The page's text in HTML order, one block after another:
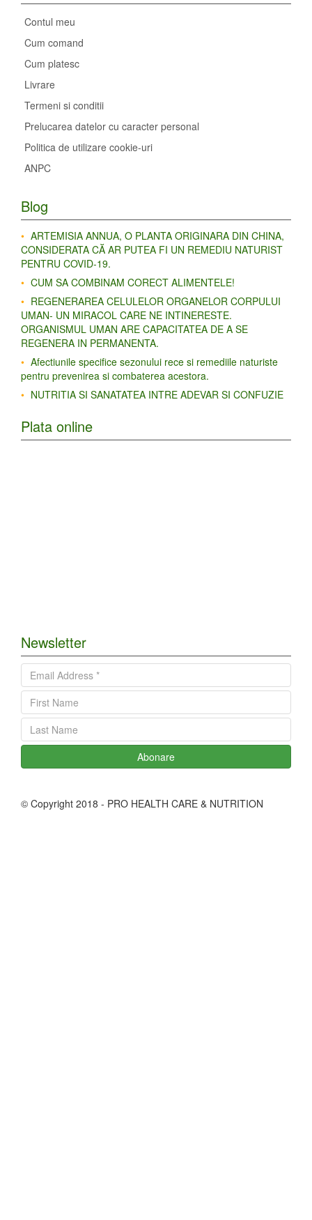
Contul meu
Cum comand
Cum platesc
Livrare
Termeni si conditii
Prelucarea datelor cu caracter personal
Politica de utilizare cookie-uri
ANPC
Blog
ARTEMISIA ANNUA, O PLANTA ORIGINARA DIN CHINA,
CONSIDERATA CĂ AR PUTEA FI UN REMEDIU NATURIST
PENTRU COVID-19.
CUM SA COMBINAM CORECT ALIMENTELE!
REGENERAREA CELULELOR ORGANELOR CORPULUI
UMAN- UN MIRACOL CARE NE INTINERESTE.
ORGANISMUL UMAN ARE CAPACITATEA DE A SE
REGENERA IN PERMANENTA.
Afectiunile specifice sezonului rece si remediile naturiste
pentru prevenirea si combaterea acestora.
NUTRITIA SI SANATATEA INTRE ADEVAR SI CONFUZIE
Plata online
Newsletter
Abonare
© Copyright 2018 - PRO HEALTH CARE & NUTRITION